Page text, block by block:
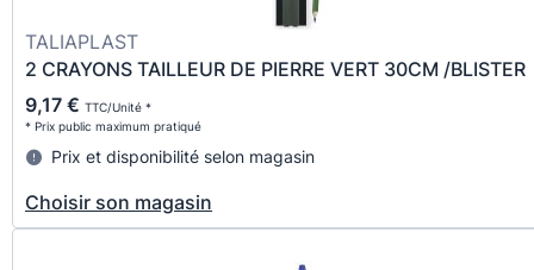
TALIAPLAST
2 CRAYONS TAILLEUR DE PIERRE VERT 30CM /BLISTER
9,17 € TTC/Unité *
* Prix public maximum pratiqué
Prix et disponibilité selon magasin
Choisir son magasin